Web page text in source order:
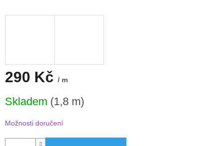
290 Kč / m
cena:
Skladem (1,8 m)
Možnosti doručení